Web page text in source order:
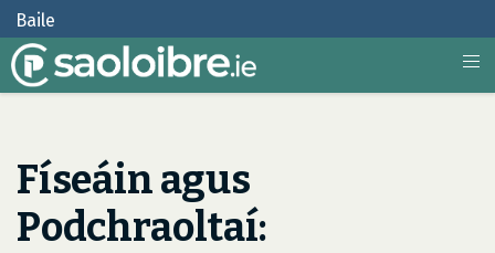
Baile
Físeáin agus
Podchraoltaí: